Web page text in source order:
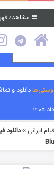
مشاهده
دانلود و
ایرانی »دانلود